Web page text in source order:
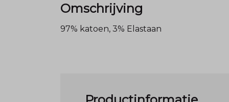
Omschrijving
97% katoen, 3% Elastaan